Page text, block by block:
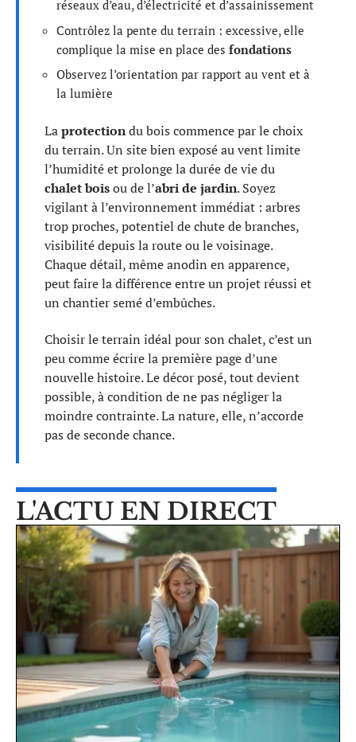
réseaux d’eau, d’électricité et d’assainissement
Contrôlez la pente du terrain : excessive, elle
complique la mise en place des fondations
Observez l’orientation par rapport au vent et à
la lumière
Laprotectiondu bois commence par le choix
du terrain. Un site bien exposé au vent limite
l’humidité et prolonge la durée de vie du
chalet boisou de l’abri de jardin. Soyez
vigilant à l’environnement immédiat : arbres
trop proches, potentiel de chute de branches,
visibilité depuis la route ou le voisinage.
Chaque détail, même anodin en apparence,
peut faire la différence entre un projet réussi et
un chantier semé d’embûches.
Choisir le terrain idéal pour son chalet, c’est un
peu comme écrire la première page d’une
nouvelle histoire. Le décor posé, tout devient
possible, à condition de ne pas négliger la
moindre contrainte. La nature, elle, n’accorde
pas de seconde chance.
L'ACTU EN DIRECT